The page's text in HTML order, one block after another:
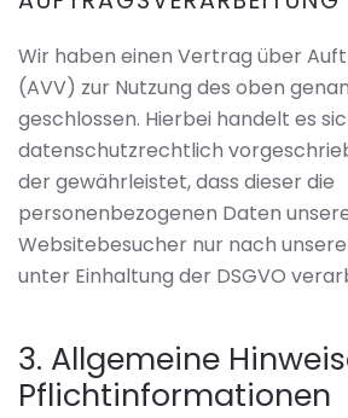
Wir haben einen Vertrag über
(AVV) zur Nutzung des oben
geschlossen. Hierbei handelt es
datenschutzrechtlich
der gewährleistet, dass dieser die
personenbezogenen Daten
Websitebesucher nur nach
unter Einhaltung der DSGVO
3. Allgemeine
Pflicht­informationen